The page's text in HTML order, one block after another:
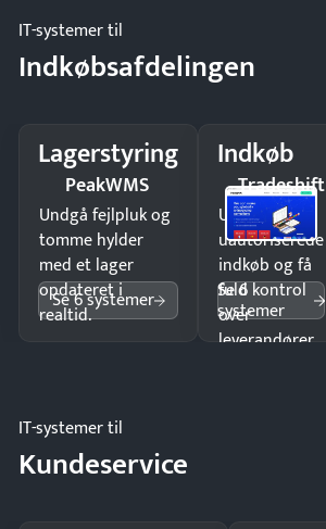
IT-systemer til
Indkøbsafdelingen
Lagerstyring
PeakWMS
Undgå fejlpluk og
tomme hylder
med et lager
opdateret i
realtid.
Se 6 systemer
Indkøb
Tradeshift
Undgå
uautoriserede
indkøb og få
fuld kontrol
over
leverandører
Se 6
systemer
IT-systemer til
Kundeservice